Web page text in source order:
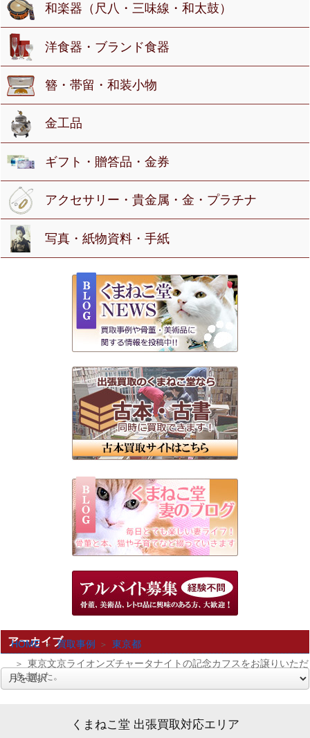
HOME 買取事例
東京都
東京文京ライオンズチャータナイトの記念カフスをお譲りいただ
きました。
和楽器（尺八・三味線・和太鼓）
洋食器・ブランド食器
簪・帯留・和装小物
金工品
ギフト・贈答品・金券
アクセサリー・貴金属・金・プラチナ
写真・紙物資料・手紙
アーカイブ
くまねこ堂 出張買取対応エリア